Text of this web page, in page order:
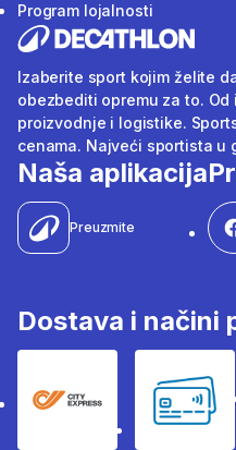
Program lojalnosti
Izaberite sport kojim želite
obezbediti opremu za to.
proizvodnje i logistike.
cenama. Najveći sportista u
Naša aplikacija
Preuzmite
Dostava i načini
City Express